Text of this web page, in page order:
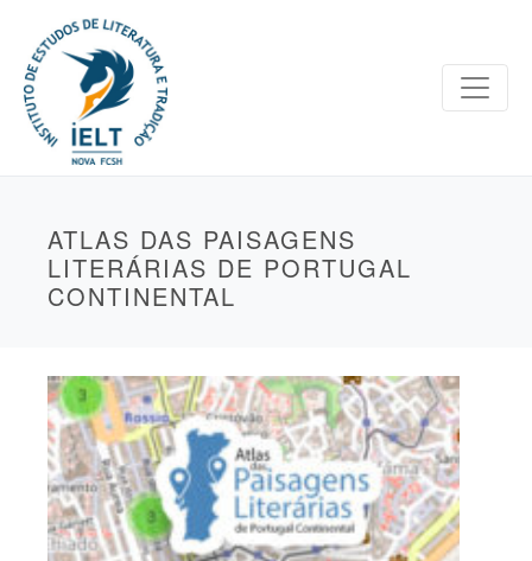
ATLAS DAS PAISAGENS
LITERÁRIAS DE PORTUGAL
CONTINENTAL